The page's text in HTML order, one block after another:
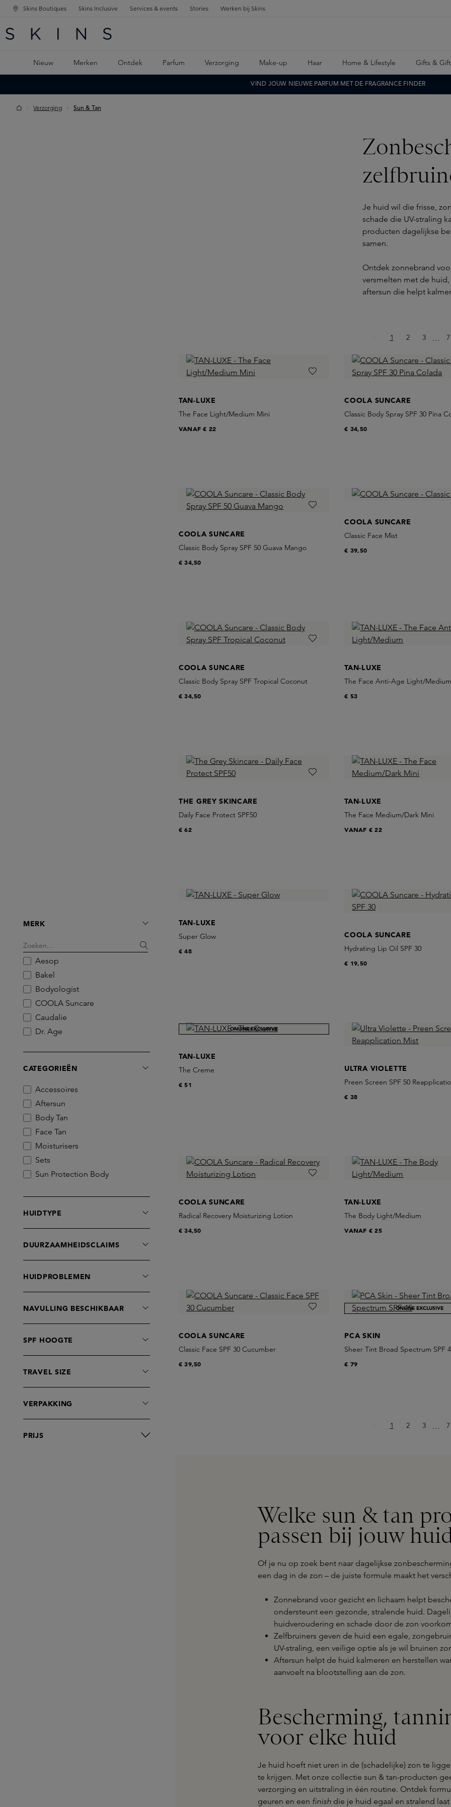
NAVIGATIE
DE HOOFDINHOUD
Skins Boutiques Skins Inclusive Services & events Stories Werken bij Skins
Nieuw Merken Ontdek Parfum Verzorging Make-up Haar Home & Lifestyle Gifts &
VIND JOUW NIEUWE PARFUM MET DE FRAGRANCE FINDER
Verzorging Sun & Tan
Je huid wil die frisse,
schade die UV-straling
producten dagelijkse
samen.
Ontdek zonnebrand
versmelten met de
aftersun die helpt
MERK
Aesop
Bakel
Bodyologist
COOLA Suncare
Caudalie
Dr. Age
Gun Ana
HMN Skincare
Huygens
Hyeja
IOAN
Le Prunier
Le Rub
MALIN+GOETZ
PCA Skin
Patyka
Prescription
The Grey Skincare
Zelens
CATEGORIEËN
Accessoires
Aftersun
Body Tan
Face Tan
Moisturisers
Sets
Sun Protection Body
HUIDTYPE
DUURZAAMHEIDSCLAIMS
HUIDPROBLEMEN
NAVULLING BESCHIKBAAR
SPF HOOGTE
TRAVEL SIZE
VERPAKKING
PRIJS
Pagina
1 Pagina
2 Pagina
3 Ellipsis
… 7
TAN-LUXE
The Face Light/Medium Mini
VANAF€ 22
COOLA SUNCARE
Classic Body Spray SPF 30 Pina
€ 34,50
COOLA SUNCARE
Classic Body Spray SPF 50 Guava Mango
€ 34,50
COOLA SUNCARE
Classic Face Mist
€ 39,50
COOLA SUNCARE
Classic Body Spray SPF Tropical Coconut
€ 34,50
TAN-LUXE
The Face Anti-Age Light/Medium
€ 53
THE GREY SKINCARE
Daily Face Protect SPF50
€ 62
TAN-LUXE
The Face Medium/Dark Mini
VANAF € 22
TAN-LUXE
Super Glow
€ 48
COOLA SUNCARE
Hydrating Lip Oil SPF 30
€ 19,50
ONLINE EXCLUSIVE
TAN-LUXE
The Creme
€ 51
ULTRA VIOLETTE
Preen Screen SPF 50
€ 38
COOLA SUNCARE
Radical Recovery Moisturizing Lotion
€ 34,50
TAN-LUXE
The Body Light/Medium
VANAF € 25
COOLA SUNCARE
Classic Face SPF 30 Cucumber
€ 39,50
ONLINE EXCLUSIVE
PCA SKIN
Sheer Tint Broad Spectrum SPF
€ 79
Pagina
1 Pagina
2 Pagina
3 Ellipsis
… 7
Welke sun & tan
passen bij jouw
Of je nu op zoek bent naar dagelijkse
een dag in de zon – de juiste formule maakt het
Zonnebrand voor gezicht en lichaam helpt
ondersteunt een gezonde, stralende huid.
huidveroudering en schade door de zon
Zelfbruiners geven de huid een egale,
UV-straling, een veilige optie als je wil bruinen
Aftersun helpt de huid kalmeren en herstellen
aanvoelt na blootstelling aan de zon.
Bescherming,
voor elke huid
Je huid hoeft niet uren in de (schadelijke) zon te
te krijgen. Met onze collectie sun & tan-producten
verzorging en uitstraling in één routine. Ontdek
geuren en een finish die je huid egaal en stralend